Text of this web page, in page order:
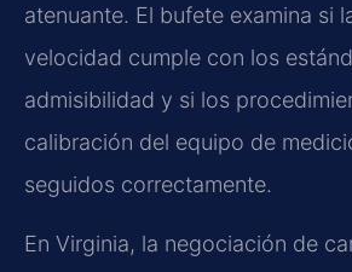
atenuante. El bufete examina si
velocidad cumple con los
admisibilidad y si los
calibración del equipo de
seguidos correctamente.
En Virginia, la negociación de